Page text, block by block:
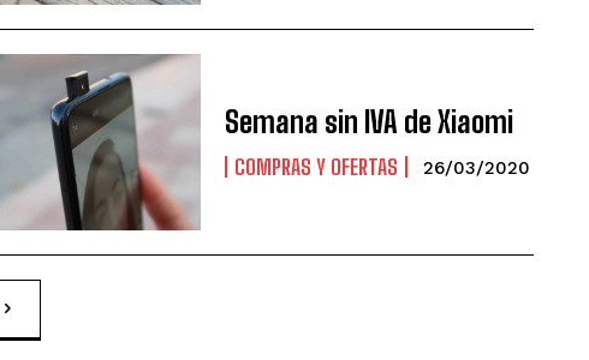
Semana sin IVA de Xiaomi
COMPRAS Y OFERTAS 26/03/2020